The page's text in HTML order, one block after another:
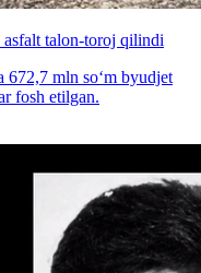
asfalt talon-toroj qilindi
672,7 mln so‘m byudjet
fosh etilgan.